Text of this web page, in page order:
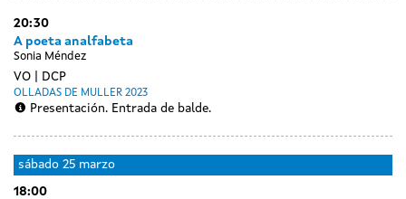
20:30
A poeta analfabeta
Sonia Méndez
VO DCP
OLLADAS DE MULLER 2023
Presentación. Entrada de balde.
sábado 25 marzo
18:00